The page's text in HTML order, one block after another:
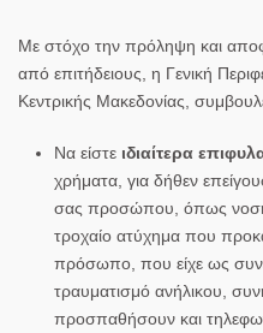
Με στόχο την πρόληψη και
από επιτήδειους, η Γενική
Κεντρικής Μακεδονίας,
Να είστε ιδιαίτερα
χρήματα, για δήθεν
σας προσώπου, όπως
τροχαίο ατύχημα που
πρόσωπο, που είχε ως
τραυματισμό ανήλικου,
προσπαθήσουν και